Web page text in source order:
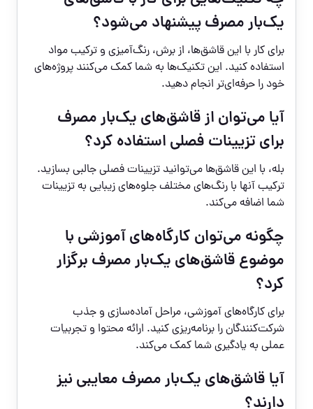
یک‌بار مصرف پیشنهاد می‌شود؟
برای کار با این قاشق‌ها، از برش، رنگ‌آمیزی و ترکیب مواد
استفاده کنید. این تکنیک‌ها به شما کمک می‌کنند پروژه‌های
خود را حرفه‌ای‌تر انجام دهید.
آیا می‌توان از قاشق‌های یک‌بار مصرف
برای تزیینات فصلی استفاده کرد؟
بله، با این قاشق‌ها می‌توانید تزیینات فصلی جالبی بسازید.
ترکیب آنها با رنگ‌های مختلف جلوه‌های زیبایی به تزیینات
شما اضافه می‌کند.
چگونه می‌توان کارگاه‌های آموزشی با
موضوع قاشق‌های یک‌بار مصرف برگزار
کرد؟
برای کارگاه‌های آموزشی، مراحل آماده‌سازی و جذب
شرکت‌کنندگان را برنامه‌ریزی کنید. ارائه محتوا و تجربیات
عملی به یادگیری شما کمک می‌کند.
آیا قاشق‌های یک‌بار مصرف معایبی نیز
دارند؟